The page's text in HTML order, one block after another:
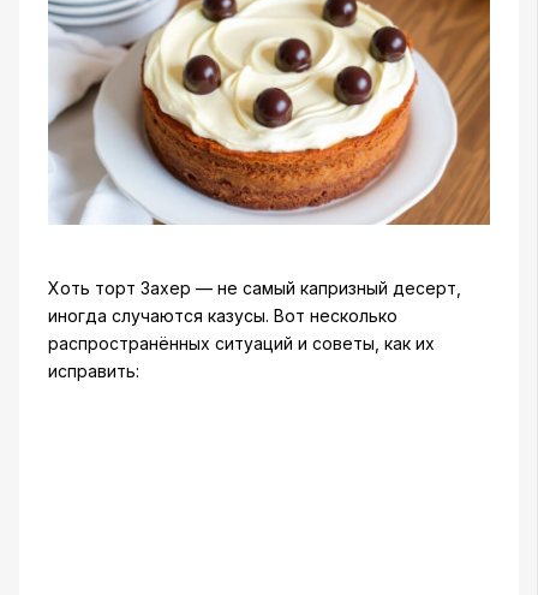
Хоть торт Захер — не самый капризный десерт,
иногда случаются казусы. Вот несколько
распространённых ситуаций и советы, как их
исправить: